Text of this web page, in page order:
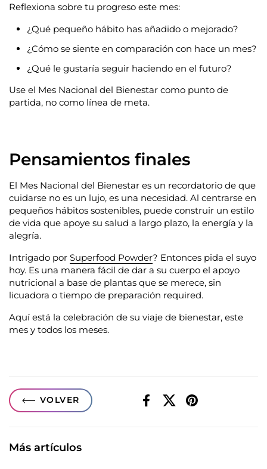
Reflexiona sobre tu progreso este mes:
¿Qué pequeño hábito has añadido o mejorado?
¿Cómo se siente en comparación con hace un mes?
¿Qué le gustaría seguir haciendo en el futuro?
Use el Mes Nacional del Bienestar como punto de
partida, no como línea de meta.
Pensamientos finales
El Mes Nacional del Bienestar es un recordatorio de que
cuidarse no es un lujo, es una necesidad. Al centrarse en
pequeños hábitos sostenibles, puede construir un estilo
de vida que apoye su salud a largo plazo, la energía y la
alegría.
Intrigado por Superfood Powder? Entonces pida el suyo
hoy. Es una manera fácil de dar a su cuerpo el apoyo
nutricional a base de plantas que se merece, sin
licuadora o tiempo de preparación required.
Aquí está la celebración de su viaje de bienestar, este
mes y todos los meses.
VOLVER
FacebookX (Twitter)Pinterest
Más artículos